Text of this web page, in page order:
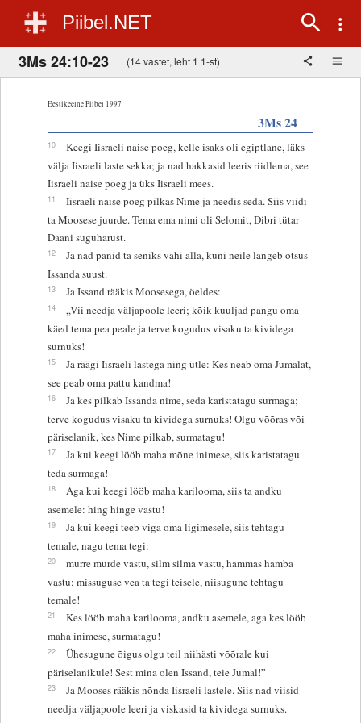
Piibel.NET
3Ms 24:10-23 (14 vastet, leht 1 1-st)
Eestikeelne Piibel 1997
3Ms 24
10
Keegi Iisraeli naise poeg, kelle isaks oli egiptlane, läks
välja Iisraeli laste sekka; ja nad hakkasid leeris riidlema, see
Iisraeli naise poeg ja üks Iisraeli mees.
11
Iisraeli naise poeg pilkas Nime ja needis seda. Siis viidi
ta Moosese juurde. Tema ema nimi oli Selomit, Dibri tütar
Daani suguharust.
12
Ja nad panid ta seniks vahi alla, kuni neile langeb otsus
Issanda suust.
13 Ja Issand rääkis Moosesega, öeldes:
14
„Vii needja väljapoole leeri; kõik kuuljad pangu oma
käed tema pea peale ja terve kogudus visaku ta kividega
surnuks!
15
Ja räägi Iisraeli lastega ning ütle: Kes neab oma Jumalat,
see peab oma pattu kandma!
16
Ja kes pilkab Issanda nime, seda karistatagu surmaga;
terve kogudus visaku ta kividega surnuks! Olgu võõras või
päriselanik, kes Nime pilkab, surmatagu!
17
Ja kui keegi lööb maha mõne inimese, siis karistatagu
teda surmaga!
18
Aga kui keegi lööb maha karilooma, siis ta andku
asemele: hing hinge vastu!
19
Ja kui keegi teeb viga oma ligimesele, siis tehtagu
temale, nagu tema tegi:
20
murre murde vastu, silm silma vastu, hammas hamba
vastu; missuguse vea ta tegi teisele, niisugune tehtagu
temale!
21
Kes lööb maha karilooma, andku asemele, aga kes lööb
maha inimese, surmatagu!
22
Ühesugune õigus olgu teil niihästi võõrale kui
päriselanikule! Sest mina olen Issand, teie Jumal!”
23
Ja Mooses rääkis nõnda Iisraeli lastele. Siis nad viisid
needja väljapoole leeri ja viskasid ta kividega surnuks.